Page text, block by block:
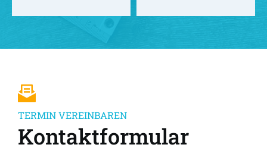
TERMIN VEREINBAREN
Kontaktformular